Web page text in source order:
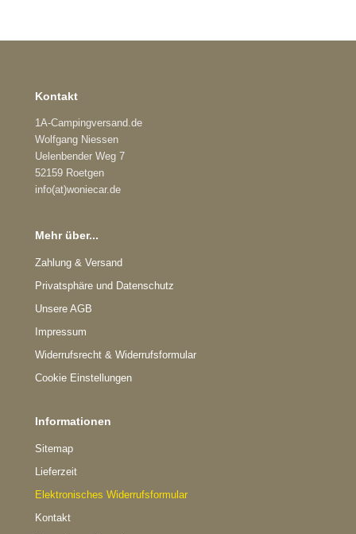
Kontakt
1A-Campingversand.de
Wolfgang Niessen
Uelenbender Weg 7
52159 Roetgen
info(at)woniecar.de
Mehr über...
Zahlung & Versand
Privatsphäre und Datenschutz
Unsere AGB
Impressum
Widerrufsrecht & Widerrufsformular
Cookie Einstellungen
Informationen
Sitemap
Lieferzeit
Elektronisches Widerrufsformular
Kontakt